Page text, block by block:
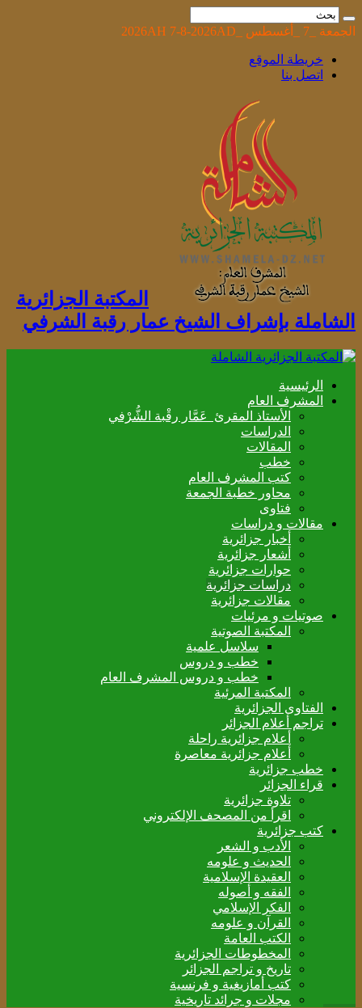
الجمعة _7 _أغسطس _2026AH 7-8-2026AD
خريطة الموقع
اتصل بنا
المكتبة الجزائرية
الشاملة بإشراف الشيخ عمار رقبة الشرفي
الرئيسية
المشرف العام
الأستاذ المقرئ عَمَّار رقْبة الشُّرْفي
الدراسات
المقالات
خطب
كتب المشرف العام
محاور خطبة الجمعة
فتاوى
مقالات و دراسات
أخبار جزائرية
أشعار جزائرية
حوارات جزائرية
دراسات جزائرية
مقالات جزائرية
صوتيات و مرئيات
المكتبة الصوتية
سلاسل علمية
خطب و دروس
خطب و دروس المشرف العام
المكتبة المرئية
الفتاوى الجزائرية
تراجم أعلام الجزائر
أعلام جزائرية راحلة
أعلام جزائرية معاصرة
خطب جزائرية
قراء الجزائر
تلاوة جزائرية
اقرأ من المصحف الإلكتروني
كتب جزائرية
الأدب و الشعر
الحديث و علومه
العقيدة الإسلامية
الفقه و أصوله
الفكر الإسلامي
القرآن و علومه
الكتب العامة
المخطوطات الجزائرية
تاريخ و تراجم الجزائر
كتب أمازيغية و فرنسية
مجلات و جرائد تاريخية